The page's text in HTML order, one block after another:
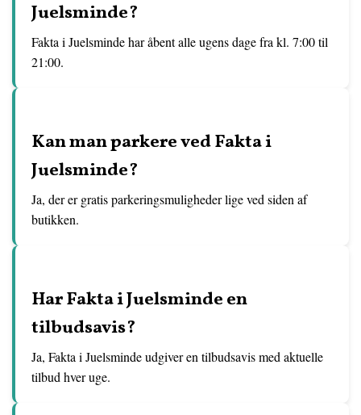
Juelsminde?
Fakta i Juelsminde har åbent alle ugens dage fra kl. 7:00 til
21:00.
Kan man parkere ved Fakta i
Juelsminde?
Ja, der er gratis parkeringsmuligheder lige ved siden af
butikken.
Har Fakta i Juelsminde en
tilbudsavis?
Ja, Fakta i Juelsminde udgiver en tilbudsavis med aktuelle
tilbud hver uge.